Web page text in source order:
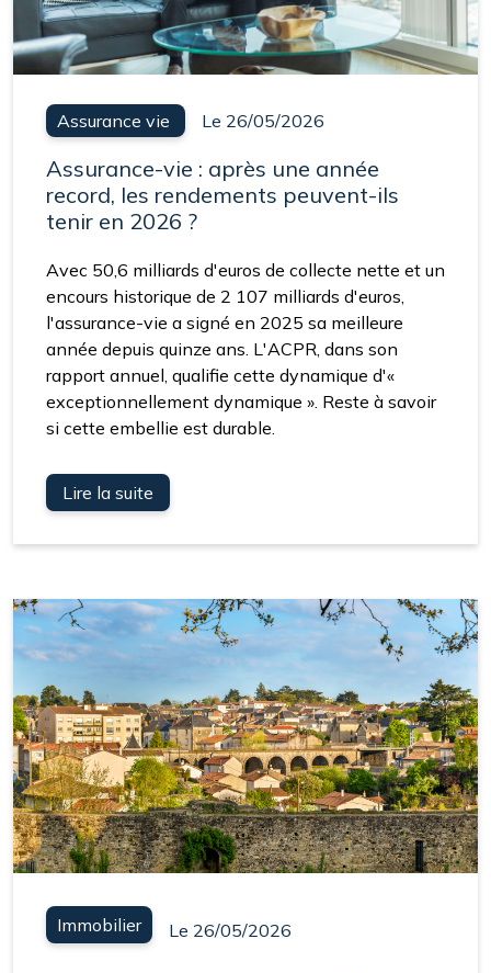
Assurance vie Le 26/05/2026
Assurance-vie : après une année
record, les rendements peuvent-ils
tenir en 2026 ?
Avec 50,6 milliards d'euros de collecte nette et un
encours historique de 2 107 milliards d'euros,
l'assurance-vie a signé en 2025 sa meilleure
année depuis quinze ans. L'ACPR, dans son
rapport annuel, qualifie cette dynamique d'«
exceptionnellement dynamique ». Reste à savoir
si cette embellie est durable.
Lire la suite
Immobilier Le 26/05/2026